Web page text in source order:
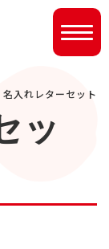
名入れレターセット
ッ